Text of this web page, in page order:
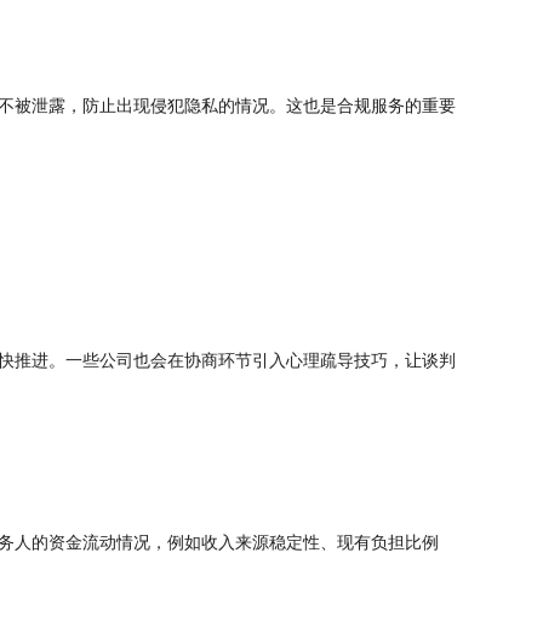
泄露，防止出现侵犯隐私的情况。这也是合规服务的重要
进。一些公司也会在协商环节引入心理疏导技巧，让谈判
的资金流动情况，例如收入来源稳定性、现有负担比例